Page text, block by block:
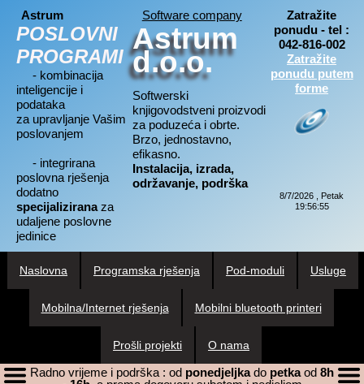
Astrum
POSLOVNI
PROGRAMI
- kombinacija
inteligencije i
podataka
za upravljanje Vašim
poslovanjem
- integrirana
poslovna rješenja
dodatno
specijaliziranaza
udaljene poslovne
jedinice
Software company
Astrum
d.o.o.
Softwerski
knjigovodstveni proizvodi
za poduzeća i obrte.
Brzo, jednostavno,
efikasno.
Instalacija, izrada,
održavanje, podrška
Zatražite
ponudu - tel :
042-816-002
Zatražite
ponudu putem
forme
8/7/2026 , Petak
19:56:56
Naslovna Programska rješenja Pod-moduli Usluge
Mobilna/Internet rješenja Mobilni bluetooth printeri
Prošli projekti O nama
Radno vrijeme i podrška : od ponedjeljkado petkaod 8h